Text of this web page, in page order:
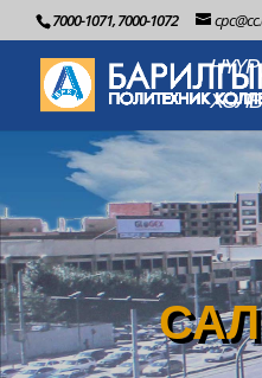
7000-1071, 7000-1072
НҮҮР